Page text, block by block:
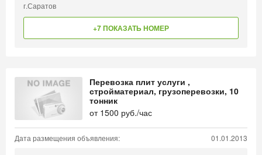
г.Саратов
+7 ПОКАЗАТЬ НОМЕР
Перевозка плит услуги ,
стройматериал, грузоперевозки, 10
тонник
от 1500 руб./час
Дата размещения объявления: 01.01.2013